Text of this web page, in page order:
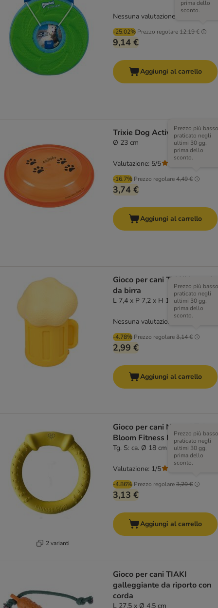
-25.02% Prezzo regolare12,19 €
prima dello
sconto.
9,14 €
Nessuna valutazione
Aggiungi al carrello
Trixie Dog Activity Disc
Ø 23 cm
-16.7% Prezzo regolare4,49 €
Prezzo più basso
praticato negli
ultimi 30 gg,
prima dello
sconto.
3,74 €
Valutazione: 5/5
Aggiungi al carrello
Gioco per cani TIAKI boccale
da birra
L 7,4 x P 7,2 x H 10,5 cm
-4.78% Prezzo regolare3,14 €
Prezzo più basso
praticato negli
ultimi 30 gg,
prima dello
sconto.
2,99 €
Nessuna valutazione
Aggiungi al carrello
2 varianti
Gioco per cani Nomad Tales
Bloom Fitness Ring
Tg. S: ca. Ø 18 cm
-4.86% Prezzo regolare3,29 €
Prezzo più basso
praticato negli
ultimi 30 gg,
prima dello
sconto.
3,13 €
Valutazione: 1/5
Aggiungi al carrello
Gioco per cani TIAKI
galleggiante da riporto con
corda
L 27,5 x Ø 4,5 cm